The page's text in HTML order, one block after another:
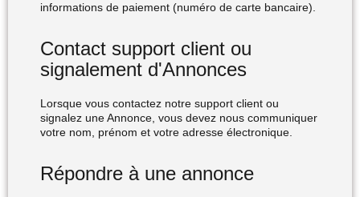
informations de paiement (numéro de carte bancaire).
Contact support client ou
signalement d'Annonces
Lorsque vous contactez notre support client ou
signalez une Annonce, vous devez nous communiquer
votre nom, prénom et votre adresse électronique.
Répondre à une annonce